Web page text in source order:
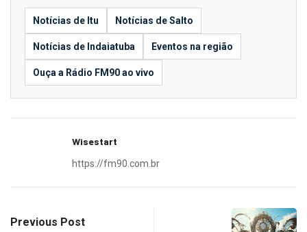
Notícias de Itu Notícias de Salto
Notícias de Indaiatuba Eventos na região
Ouça a Rádio FM90 ao vivo
Wisestart
https://fm90.com.br
Previous Post